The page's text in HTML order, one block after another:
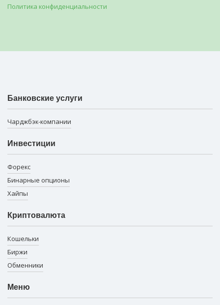
Политика конфиденциальности
Банковские услуги
Чарджбэк-компании
Инвестиции
Форекс
Бинарные опционы
Хайпы
Криптовалюта
Кошельки
Биржи
Обменники
Меню